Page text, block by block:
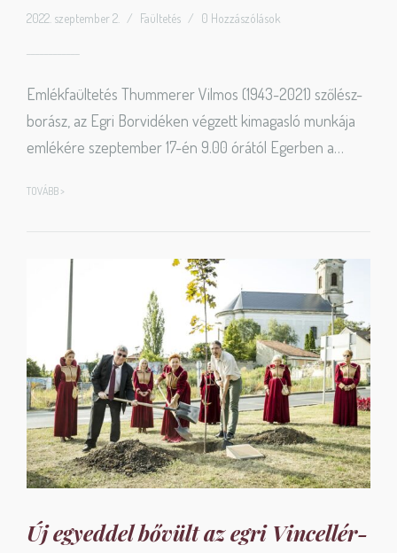
2022. szeptember 2. / Faültetés / 0 Hozzászólások
Emlékfaültetés Thummerer Vilmos (1943-2021) szőlész-
borász, az Egri Borvidéken végzett kimagasló munkája
emlékére szeptember 17-én 9.00 órától Egerben a…
TOVÁBB >
Új egyeddel bővült az egri Vincellér-